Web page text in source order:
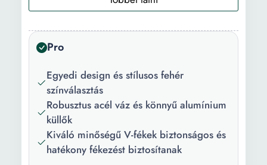
Túra kerékpár
Szabadidős kerékpár
Hibrid
típusa:
Lánc rendszer
típusa:
Single
Villa típus:
Rögzített
Pro
Egyedi design és stílusos fehér
színválasztás
Robusztus acél váz és könnyű alumínium
küllők
Kiváló minőségű V-fékek biztonságos és
hatékony fékezést biztosítanak